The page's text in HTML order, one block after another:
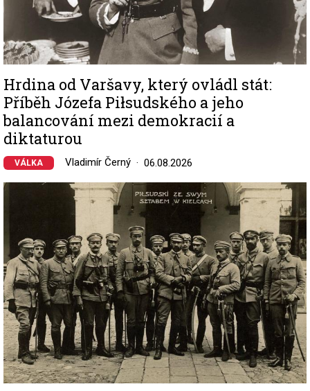
Hrdina od Varšavy, který ovládl stát:
Příběh Józefa Piłsudského a jeho
balancování mezi demokracií a
diktaturou
VÁLKA Vladimír Černý 06.08.2026
Image